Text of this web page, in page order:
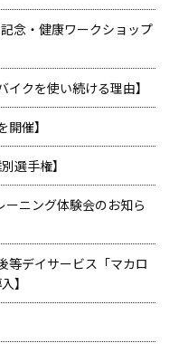
念・健康ワークショップ
クを使い続ける理由】
催】
選手権】
ニング体験会のお知ら
等デイサービス「マカロ
】